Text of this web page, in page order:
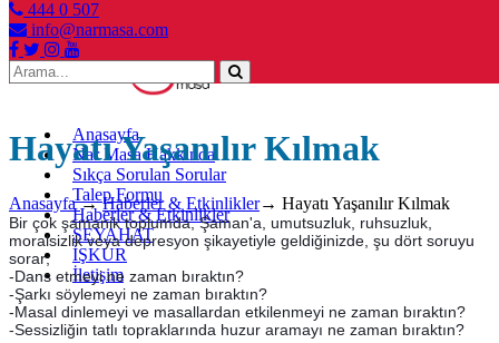
444 0 507
info@narmasa.com
Toggle
navigation
Anasayfa
Nar Masa Hakkında
Sıkça Sorulan Sorular
Talep Formu
Haberler & Etkinlikler
SEYAHAT
İŞKUR
İletişim
Hayatı Yaşanılır Kılmak
Anasayfa→ Haberler & Etkinlikler→ Hayatı Yaşanılır Kılmak
Bir çok şamanik toplumda, Şaman'a, umutsuzluk, ruhsuzluk,
moralsizlik veya depresyon şikayetiyle geldiğinizde, şu dört soruyu
sorar;
-Dans etmeyi ne zaman bıraktın?
-Şarkı söylemeyi ne zaman bıraktın?
-Masal dinlemeyi ve masallardan etkilenmeyi ne zaman bıraktın?
-Sessizliğin tatlı topraklarında huzur aramayı ne zaman bıraktın?